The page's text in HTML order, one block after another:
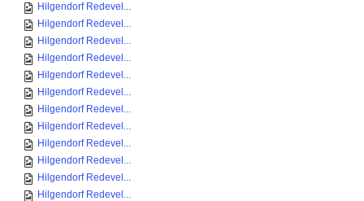
Hilgendorf Redevel...
Hilgendorf Redevel...
Hilgendorf Redevel...
Hilgendorf Redevel...
Hilgendorf Redevel...
Hilgendorf Redevel...
Hilgendorf Redevel...
Hilgendorf Redevel...
Hilgendorf Redevel...
Hilgendorf Redevel...
Hilgendorf Redevel...
Hilgendorf Redevel...